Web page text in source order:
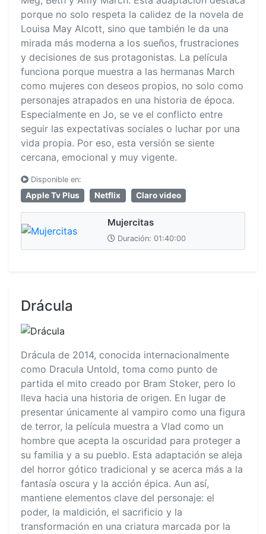
porque no solo respeta la calidez de la novela de
Louisa May Alcott, sino que también le da una
mirada más moderna a los sueños, frustraciones
y decisiones de sus protagonistas. La película
funciona porque muestra a las hermanas March
como mujeres con deseos propios, no solo como
personajes atrapados en una historia de época.
Especialmente en Jo, se ve el conflicto entre
seguir las expectativas sociales o luchar por una
vida propia. Por eso, esta versión se siente
cercana, emocional y muy vigente.
Disponible en:
Apple Tv Plus Netflix Claro video
Mujercitas
Duración: 01:40:00
Drácula
Drácula de 2014, conocida internacionalmente
como Dracula Untold, toma como punto de
partida el mito creado por Bram Stoker, pero lo
lleva hacia una historia de origen. En lugar de
presentar únicamente al vampiro como una figura
de terror, la película muestra a Vlad como un
hombre que acepta la oscuridad para proteger a
su familia y a su pueblo. Esta adaptación se aleja
del horror gótico tradicional y se acerca más a la
fantasía oscura y la acción épica. Aun así,
mantiene elementos clave del personaje: el
poder, la maldición, el sacrificio y la
transformación en una criatura marcada por la